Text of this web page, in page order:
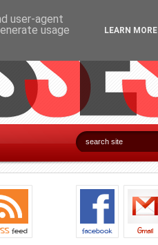
user-agent
usage
LEARN MORE